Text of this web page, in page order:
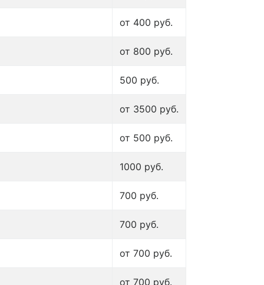
от 400 руб.
от 800 руб.
500 руб.
от 3500 руб.
от 500 руб.
1000 руб.
700 руб.
700 руб.
от 700 руб.
от 700 руб.